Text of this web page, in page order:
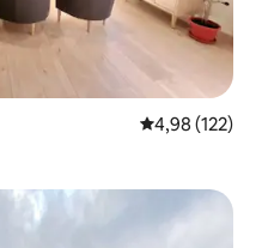
4,98 de uma
4,98 (122)